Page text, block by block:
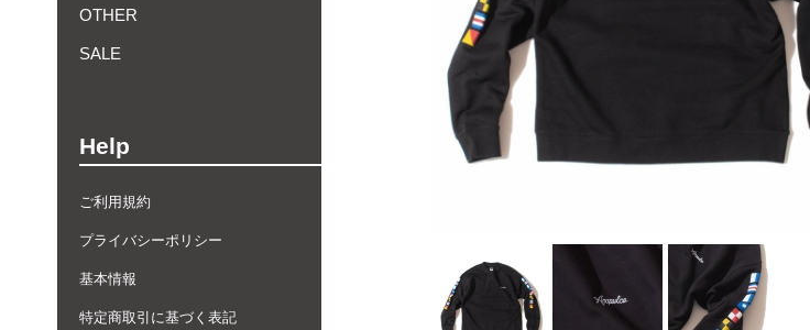
OTHER
SALE
Help
ご利用規約
プライバシーポリシー
基本情報
特定商取引に基づく表記